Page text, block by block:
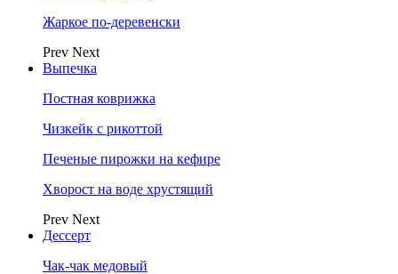
Жаркое по-деревенски
Prev Next
Выпечка
Постная коврижка
Чизкейк с рикоттой
Печеные пирожки на кефире
Хворост на воде хрустящий
Prev Next
Дессерт
Чак-чак медовый